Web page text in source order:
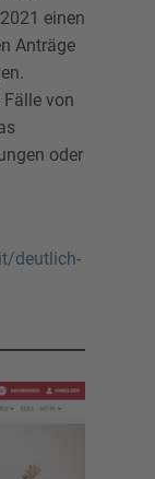
einen
Anträge
von
oder
deutlich-